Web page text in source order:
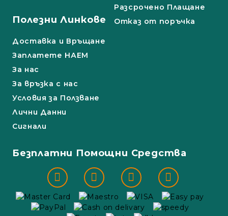
Разсрочено Плащане
Полезни Линкове
Доставка и Връщане
Заплатете НАЕМ
За нас
За връзка с нас
Условия за Ползване
Лични Данни
Сигнали
Отказ от поръчка
Безплатни Помощни Средства